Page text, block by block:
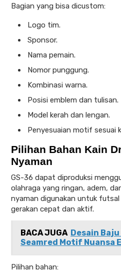
Bagian yang bisa dicustom:
Logo tim.
Sponsor.
Nama pemain.
Nomor punggung.
Kombinasi warna.
Posisi emblem dan tulisan.
Model kerah dan lengan.
Penyesuaian motif sesuai
Pilihan Bahan Kain
Nyaman
GS-36 dapat diproduksi
olahraga yang ringan, adem,
nyaman digunakan untuk futsal
gerakan cepat dan aktif.
BACA JUGA Desain
Seamred Motif Nuansa
Pilihan bahan: